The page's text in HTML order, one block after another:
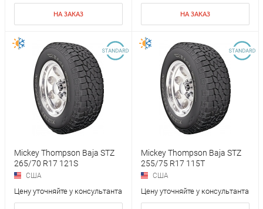
НА ЗАКАЗ НА ЗАКАЗ
Mickey Thompson Baja STZ
265/70 R17 121S
США
Цену уточняйте у консультанта
Mickey Thompson Baja STZ
255/75 R17 115T
США
Цену уточняйте у консультанта